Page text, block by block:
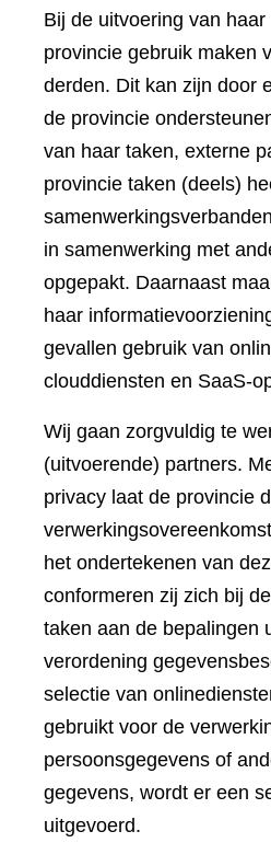
Bij de uitvoering van
provincie gebruik maken
derden. Dit kan zijn door
de provincie
van haar taken, externe
provincie taken (deels)
in samenwerking met
opgepakt. Daarnaast
haar
gevallen gebruik van
clouddiensten en SaaS-
Wij gaan zorgvuldig te
(uitvoerende) partners.
privacy laat de provincie
het ondertekenen van
conformeren zij zich bij
taken aan de bepalingen
verordening
selectie van
gebruikt voor de
persoonsgegevens of
gegevens, wordt er een
uitgevoerd.